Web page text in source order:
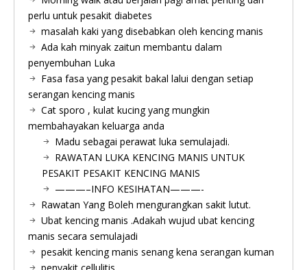
perlu untuk pesakit diabetes
masalah kaki yang disebabkan oleh kencing manis
Ada kah minyak zaitun membantu dalam
penyembuhan Luka
Fasa fasa yang pesakit bakal lalui dengan setiap
serangan kencing manis
Cat sporo , kulat kucing yang mungkin
membahayakan keluarga anda
Madu sebagai perawat luka semulajadi.
RAWATAN LUKA KENCING MANIS UNTUK
PESAKIT PESAKIT KENCING MANIS
———–INFO KESIHATAN———-
Rawatan Yang Boleh mengurangkan sakit lutut.
Ubat kencing manis .Adakah wujud ubat kencing
manis secara semulajadi
pesakit kencing manis senang kena serangan kuman